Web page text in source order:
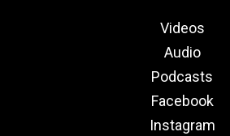
Videos
Audio
Podcasts
Facebook
Instagram